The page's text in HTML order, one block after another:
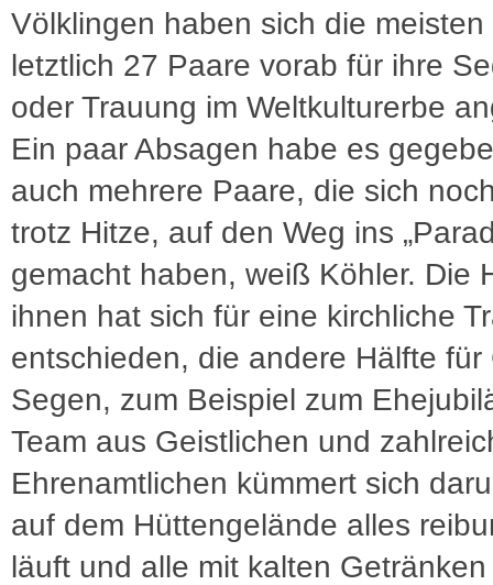
Völklingen haben sich die meisten
letztlich 27 Paare vorab für ihre
oder Trauung im Weltkulturerbe
Ein paar Absagen habe es
auch mehrere Paare, die sich
trotz Hitze, auf den Weg ins
gemacht haben, weiß Köhler. Die
ihnen hat sich für eine kirchliche
entschieden, die andere Hälfte für
Segen, zum Beispiel zum
Team aus Geistlichen und
Ehrenamtlichen kümmert sich
auf dem Hüttengelände alles
läuft und alle mit kalten